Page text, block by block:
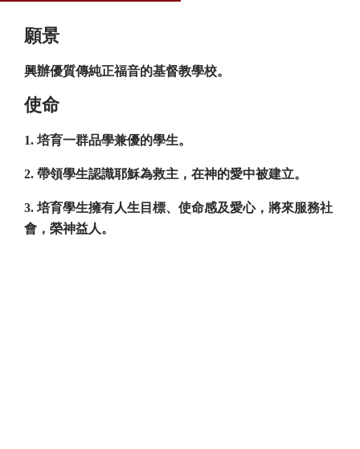
願景
興辦優質傳純正福音的基督教學校。
使命
1. 培育一群品學兼優的學生。
2. 帶領學生認識耶穌為救主，在神的愛中被建立。
3. 培育學生擁有人生目標、使命感及愛心，將來服務社
會，榮神益人。